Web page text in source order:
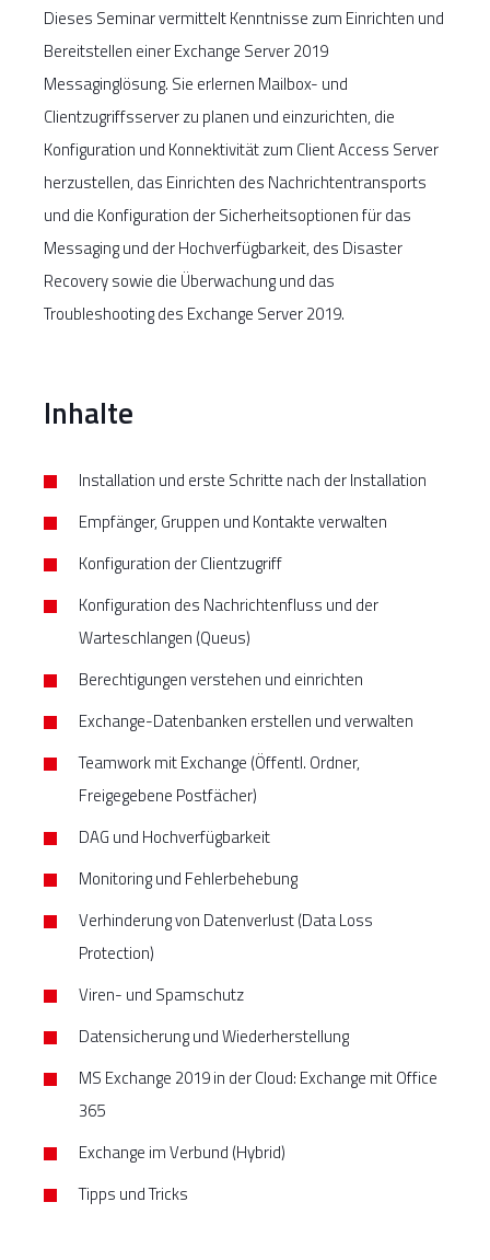
Dieses Seminar vermittelt Kenntnisse zum Einrichten und
Bereitstellen einer Exchange Server 2019
Messaginglösung. Sie erlernen Mailbox- und
Clientzugriffsserver zu planen und einzurichten, die
Konfiguration und Konnektivität zum Client Access Server
herzustellen, das Einrichten des Nachrichtentransports
und die Konfiguration der Sicherheitsoptionen für das
Messaging und der Hochverfügbarkeit, des Disaster
Recovery sowie die Überwachung und das
Troubleshooting des Exchange Server 2019.
Inhalte
Installation und erste Schritte nach der Installation
Empfänger, Gruppen und Kontakte verwalten
Konfiguration der Clientzugriff
Konfiguration des Nachrichtenfluss und der
Warteschlangen (Queus)
Berechtigungen verstehen und einrichten
Exchange-Datenbanken erstellen und verwalten
Teamwork mit Exchange (Öffentl. Ordner,
Freigegebene Postfächer)
DAG und Hochverfügbarkeit
Monitoring und Fehlerbehebung
Verhinderung von Datenverlust (Data Loss
Protection)
Viren- und Spamschutz
Datensicherung und Wiederherstellung
MS Exchange 2019 in der Cloud: Exchange mit Office
365
Exchange im Verbund (Hybrid)
Tipps und Tricks